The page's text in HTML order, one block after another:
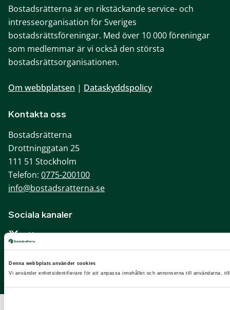
Denna webbplats använder cookies
Vi använder enhetsidentifierare för att anpassa innehållet och annonserna till användarna,
Bostadsrätterna är en rikstäckande service- och
intresseorganisation för Sveriges
bostadsrättsföreningar. Med över 10 000 föreningar
som medlemmar är vi också den största
bostadsrättsorganisationen.
Om webbplatsen | Dataskyddspolicy
Kontakta oss
Bostadsrätterna
Drottninggatan 25
111 51 Stockholm
Telefon: 0775-200100
info@bostadsratterna.se
Sociala kanaler
X
Facebook
LinkedIn
Instagram